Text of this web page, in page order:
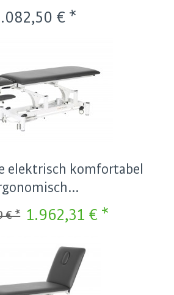
€ *
elektrisch komfortabel
1.962,31 € *
€ *